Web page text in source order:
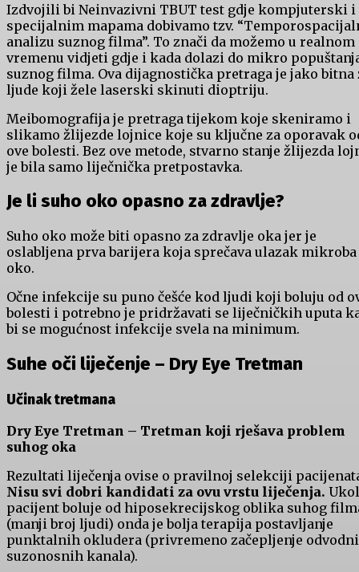
Izdvojili bi Neinvazivni TBUT test gdje kompjuterski i
specijalnim mapama dobivamo tzv.
analizu suznog filma”. To znači da možemo u realnom
vremenu vidjeti gdje i kada dolazi do mikro
suznog filma. Ova dijagnostička pretraga je jako bitna
ljude koji žele laserski skinuti dioptriju.
Meibomografija je pretraga tijekom koje skeniramo i
slikamo žlijezde lojnice koje su ključne za oporavak
ove bolesti. Bez ove metode, stvarno stanje žlijezda
je bila samo liječnička pretpostavka.
Je li suho oko opasno za zdravlje?
Suho oko može biti opasno za zdravlje oka jer je
oslabljena prva barijera koja sprečava ulazak mikroba
oko.
Očne infekcije su puno češće kod ljudi koji boluju od
bolesti i potrebno je pridržavati se liječničkih uputa
bi se mogućnost infekcije svela na minimum.
Suhe oči liječenje – Dry Eye Tretman
Učinak tretmana
Dry Eye Tretman – Tretman koji rješava problem
suhog oka
Rezultati liječenja ovise o pravilnoj selekciji
Nisu svi dobri kandidati za ovu vrstu liječenja.
pacijent boluje od hiposekrecijskog oblika suhog
(manji broj ljudi) onda je bolja terapija postavljanje
punktalnih okludera (privremeno začepljenje
suzonosnih kanala).